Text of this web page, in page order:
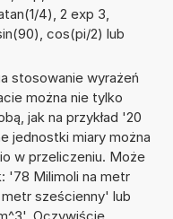
4), 2 exp 3,
cos(pi/2) lub
stosowanie wyrażeń
można nie tylko
jak na przykład '20
jednostki miary można
w przeliczeniu. Może
'78 Milimoli na metr
sześcienny' lub
Oczywiście